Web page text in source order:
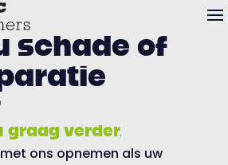
schade of
graag verder.
ons opnemen als uw